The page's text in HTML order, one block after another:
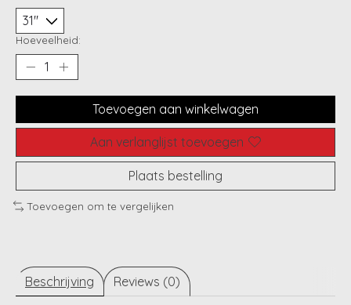
Hoeveelheid:
Toevoegen aan winkelwagen
Aan verlanglijst toevoegen
Plaats bestelling
Toevoegen om te vergelijken
Beschrijving Reviews (0)